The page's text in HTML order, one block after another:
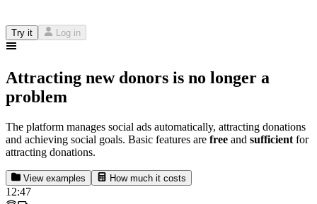
Try it Log in
Attracting new donors is no longer a
problem
The platform manages social ads automatically, attracting donations
and achieving social goals. Basic features are free and sufficient for
attracting donations.
View examples How much it costs
12:47